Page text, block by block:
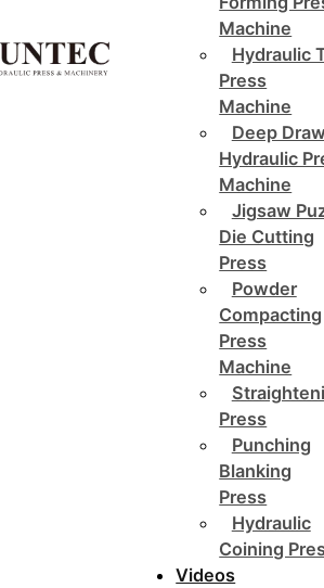
Machine
Hydraulic
Press
Machine
Deep
Hydraulic
Machine
Jigsaw
Die Cutting
Press
Powder
Compacting
Press
Machine
Press
Punching
Blanking
Press
Hydraulic
Coining
Videos